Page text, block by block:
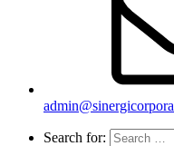
Search for: